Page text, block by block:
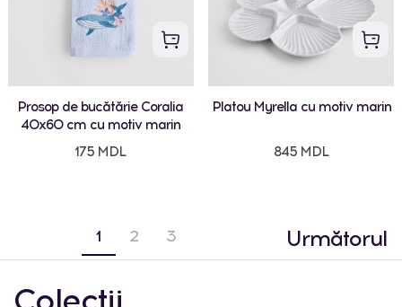
Prosop de bucătărie Coralia
40x60 cm cu motiv marin
175 MDL
Platou Myrella cu motiv marin
845 MDL
1 2 3 Următorul